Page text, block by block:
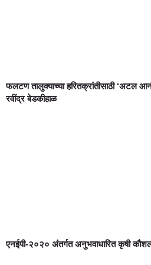
फलटण तालुक्याच्या हरितक्रांतीसाठी ‘अटल
रवींद्र बेडकीहाळ
एनईपी-२०२० अंतर्गत अनुभवाधारित कृषी